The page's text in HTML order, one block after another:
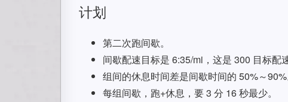
计划
第二次跑间歇。
间歇配速目标是 6:35/mi，这是 300 目标
组间的休息时间差是间歇时间的 50%～
每组间歇，跑+休息，要 3 分 16 秒最少。